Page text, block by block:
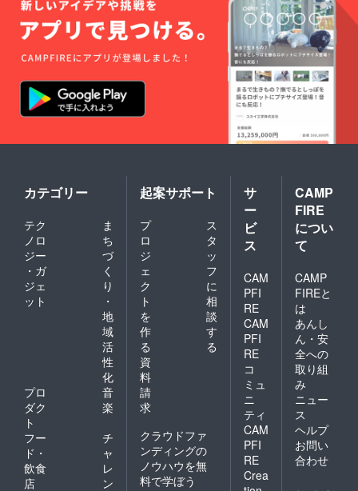
カテゴリー
テク
ノロ
ジー
・ガ
ジェ
ット
ま
ち
づ
く
り
・
地
域
活
性
化
プロ
ダク
ト
音
楽
フー
ド・
飲食
店
チ
ャ
レ
ン
起案サポート
プ
ロ
ジ
ェ
ク
ト
を
作
る
ス
タ
ッ
フ
に
相
談
す
る
資
料
請
求
クラウドファ
ンディングの
ノウハウを無
料で学ぼう
サ
ー
ビ
ス
CAM
PFI
RE
CAM
PFI
RE
コ
ミュ
ニ
ティ
CAM
PFI
RE
Crea
CAMP
FIRE
につい
て
CAMP
FIREと
は
あんし
ん・安
全への
取り組
み
ニュー
ス
ヘルプ
お問い
合わせ